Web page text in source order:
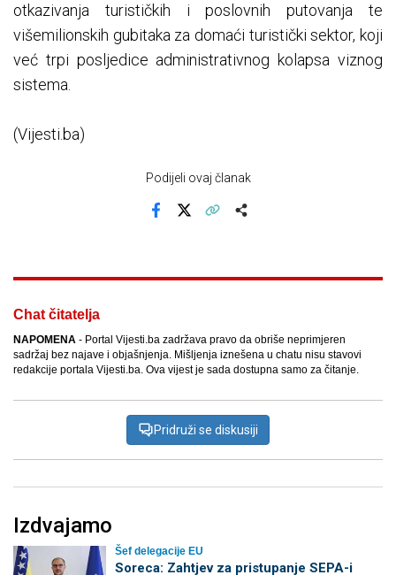
otkazivanja turističkih i poslovnih putovanja te
višemilionskih gubitaka za domaći turistički sektor, koji
već trpi posljedice administrativnog kolapsa viznog
sistema.
(Vijesti.ba)
Podijeli ovaj članak
Chat čitatelja
NAPOMENA - Portal Vijesti.ba zadržava pravo da obriše neprimjeren
sadržaj bez najave i objašnjenja. Mišljenja iznešena u chatu nisu stavovi
redakcije portala Vijesti.ba. Ova vijest je sada dostupna samo za čitanje.
Pridruži se diskusiji
Izdvajamo
Šef delegacije EU
Soreca: Zahtjev za pristupanje SEPA-i